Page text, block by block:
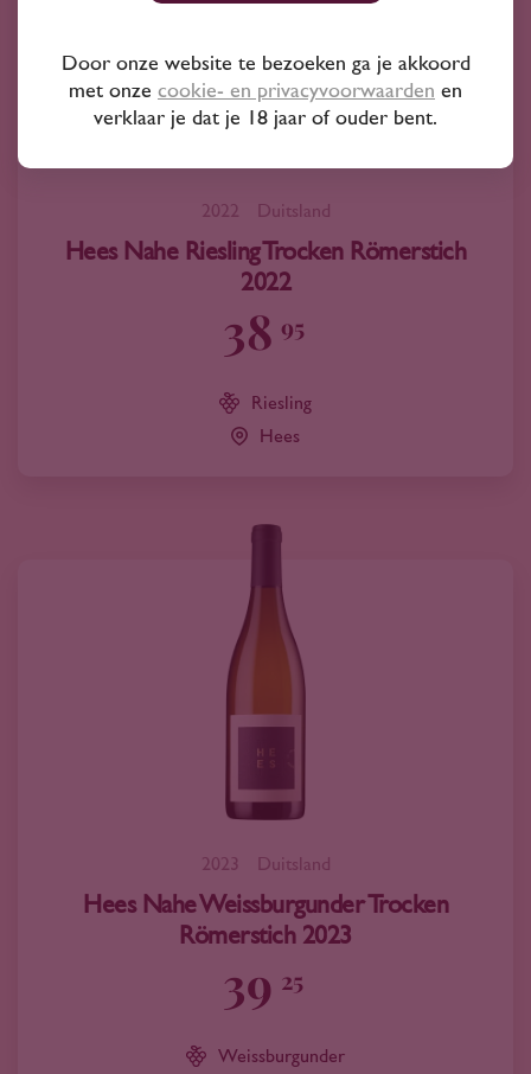
2022 Duitsland
Hees Nahe Riesling Trocken Römerstich
2022
38 95
Riesling
Hees
2023 Duitsland
Hees Nahe Weissburgunder Trocken
Römerstich 2023
39 25
Weissburgunder
Door onze website te bezoeken ga je akkoord
met onze cookie- en privacyvoorwaarden en
verklaar je dat je 18 jaar of ouder bent.